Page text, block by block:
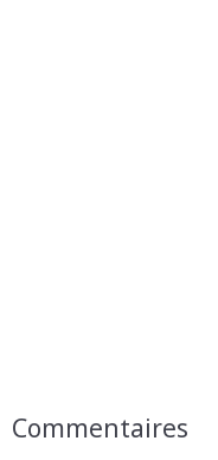
Commentaires